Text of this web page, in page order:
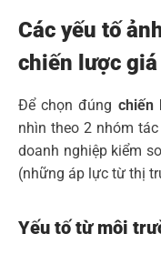
Các yếu tố
chiến lược giá
Để chọn đúng chiến
nhìn theo 2 nhóm
doanh nghiệp kiểm
(những áp lực từ thị
Yếu tố từ môi